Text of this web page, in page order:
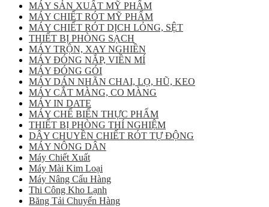
MÁY SẢN XUẤT MỸ PHẨM
MÁY CHIẾT RÓT MỸ PHẨM
MÁY CHIẾT RÓT DỊCH LỎNG, SỆT
THIẾT BỊ PHÒNG SẠCH
MÁY TRỘN, XAY NGHIỀN
MÁY ĐÓNG NẮP, VIỀN MÍ
MÁY ĐÓNG GÓI
MÁY DÁN NHÃN CHAI, LỌ, HŨ, KEO
MÁY CẮT MÀNG, CO MÀNG
MÁY IN DATE
MÁY CHẾ BIẾN THỰC PHẨM
THIẾT BỊ PHÒNG THÍ NGHIỆM
DÂY CHUYỀN CHIẾT RÓT TỰ ĐỘNG
MÁY NÔNG DÂN
Máy Chiết Xuất
Máy Mài Kim Loại
Máy Nâng Cẩu Hàng
Thi Công Kho Lạnh
Băng Tải Chuyển Hàng